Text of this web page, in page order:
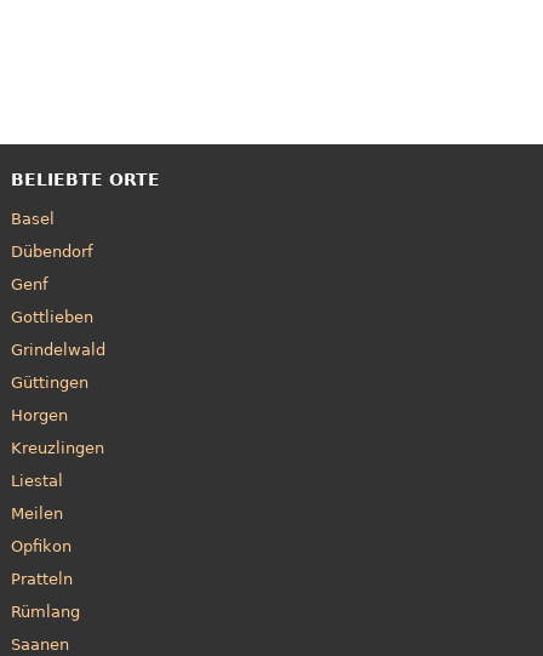
BELIEBTE ORTE
Basel
Dübendorf
Genf
Gottlieben
Grindelwald
Güttingen
Horgen
Kreuzlingen
Liestal
Meilen
Opfikon
Pratteln
Rümlang
Saanen